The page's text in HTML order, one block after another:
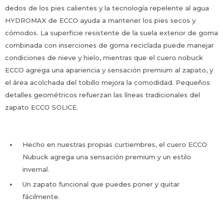
dedos de los pies calientes y la tecnología repelente al agua
HYDROMAX de ECCO ayuda a mantener los pies secos y
cómodos. La superficie resistente de la suela exterior de goma
combinada con inserciones de goma reciclada puede manejar
condiciones de nieve y hielo, mientras que el cuero nobuck
ECCO agrega una apariencia y sensación premium al zapato, y
el área acolchada del tobillo mejora la comodidad. Pequeños
detalles geométricos refuerzan las líneas tradicionales del
zapato ECCO SOLICE.
Hecho en nuestras propias curtiembres, el cuero ECCO
Nubuck agrega una sensación premium y un estilo
invernal.
Un zapato funcional que puedes poner y quitar
fácilmente.